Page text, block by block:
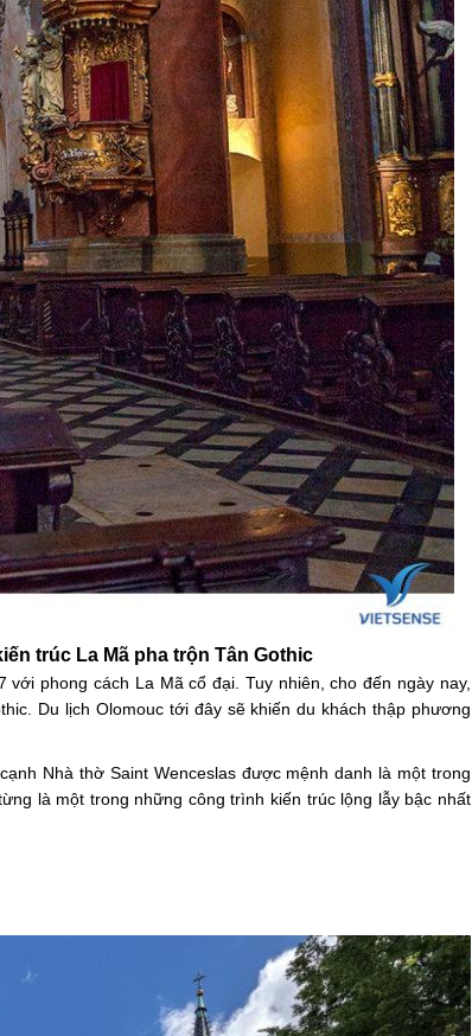
trúc La Mã pha trộn Tân Gothic
phong cách La Mã cổ đại. Tuy nhiên, cho đến ngày nay,
Du lịch Olomouc tới đây sẽ khiến du khách thập phương
Nhà thờ Saint Wenceslas được mệnh danh là một trong
là một trong những công trình kiến trúc lộng lẫy bậc nhất